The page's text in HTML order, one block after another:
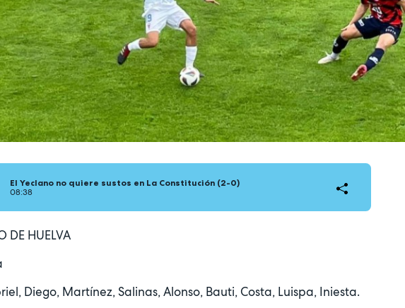
El Yeclano no quiere sustos en La Constitución (2-0)
08:38
DE HUELVA
Diego, Martínez, Salinas, Alonso, Bauti, Costa, Luispa, Iniesta.